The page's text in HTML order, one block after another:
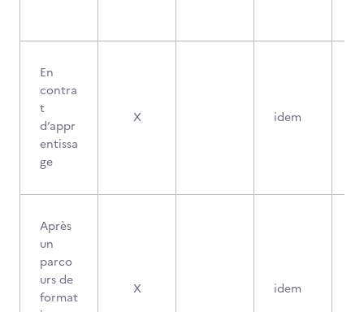
En
contra
t
d’appr
entissa
ge
X idem
Après
un
parco
urs de
format
X idem